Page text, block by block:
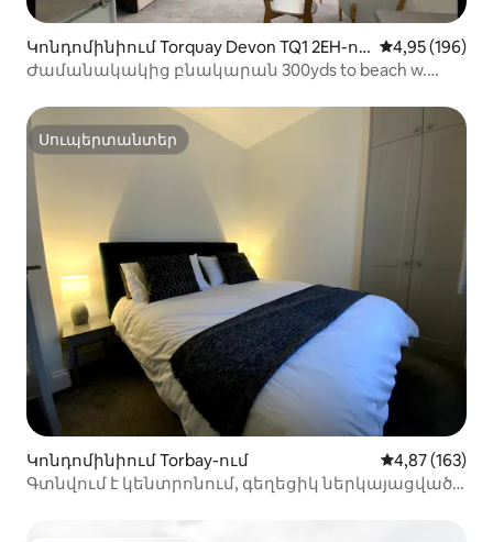
Կոնդոմինիում Torquay Devon TQ1 2EH-ու
մ
Միջին
4,95 (196)
Ժամանակակից բնակարան 300yds to beach w.
Սուպերտանտեր
Սուպերտանտեր
Կոնդոմինիում Torbay-ում Միջին
4,87 (163)
Գտնվում է կենտրոնում, գեղեցիկ ներկայացված